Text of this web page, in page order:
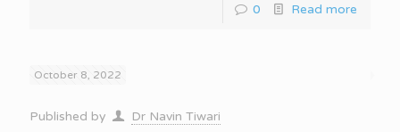
0 Read more
October 8, 2022
Published by Dr Navin Tiwari